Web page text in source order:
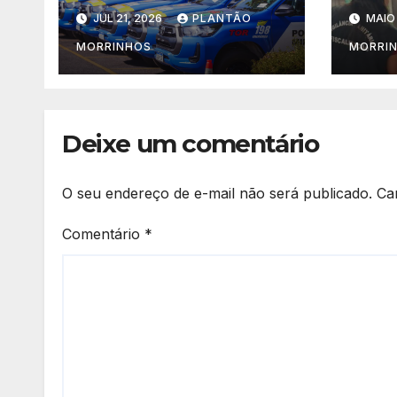
no meio da rua;
suspeito fugiu
JUL 21, 2026 PLANTÃO
MORRINHOS
Deixe um comentário
O seu endereço de e-mail não será publicado.
Comentário *